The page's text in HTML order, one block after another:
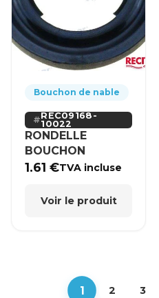
Bouchon de nable
REC09168-
10022
RONDELLE
BOUCHON
1.61€TVA incluse
Voir le produit
1 2 3